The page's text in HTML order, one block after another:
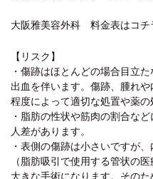
大阪雅美容外科 料金表はコチ
【リスク】
・傷跡はほとんどの場合目立
出血を伴います。傷跡、腫れや
程度によって適切な処置や薬の
・脂肪の性状や筋肉の割合な
人差があります。
・表側の傷跡は小さいですが
（脂肪吸引で使用する管状の
大きな手術になります。その